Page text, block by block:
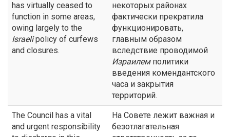
has virtually ceased to
function in some areas,
owing largely to the
Israelipolicy of curfews
and closures.
некоторых районах
фактически прекратила
функционировать,
главным образом
вследствие проводимой
Израилемполитики
введения комендантского
часа и закрытия
территорий.
The Council has a vital
and urgent responsibility
На Совете лежит важная и
безотлагательная